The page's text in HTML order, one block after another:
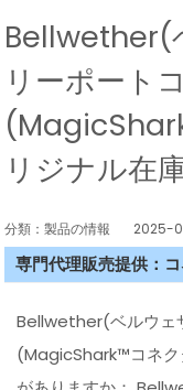
Bellwether(
リーポート
リジナル在
分類：製品の情報 2025-
専門代理販売提供：
Bellwether(ベルウェ
(MagicShark™コネク